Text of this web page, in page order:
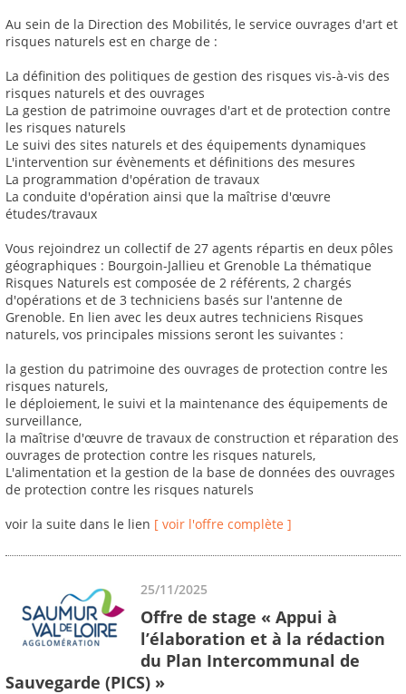
Au sein de la Direction des Mobilités, le service ouvrages d'art et
risques naturels est en charge de :
La définition des politiques de gestion des risques vis-à-vis des
risques naturels et des ouvrages
La gestion de patrimoine ouvrages d'art et de protection contre
les risques naturels
Le suivi des sites naturels et des équipements dynamiques
L'intervention sur évènements et définitions des mesures
La programmation d'opération de travaux
La conduite d'opération ainsi que la maîtrise d'œuvre
études/travaux
Vous rejoindrez un collectif de 27 agents répartis en deux pôles
géographiques : Bourgoin-Jallieu et Grenoble La thématique
Risques Naturels est composée de 2 référents, 2 chargés
d'opérations et de 3 techniciens basés sur l'antenne de
Grenoble. En lien avec les deux autres techniciens Risques
naturels, vos principales missions seront les suivantes :
la gestion du patrimoine des ouvrages de protection contre les
risques naturels,
le déploiement, le suivi et la maintenance des équipements de
surveillance,
la maîtrise d'œuvre de travaux de construction et réparation des
ouvrages de protection contre les risques naturels,
L'alimentation et la gestion de la base de données des ouvrages
de protection contre les risques naturels
voir la suite dans le lien [ voir l'offre complète ]
25/11/2025
Offre de stage « Appui à
l’élaboration et à la rédaction
du Plan Intercommunal de
Sauvegarde (PICS) »